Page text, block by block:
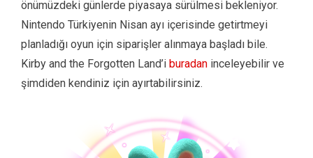
önümüzdeki günlerde piyasaya sürülmesi bekleniyor.
Nintendo Türkiyenin Nisan ayı içerisinde getirtmeyi
planladığı oyun için siparişler alınmaya başladı bile.
Kirby and the Forgotten Land’i buradan inceleyebilir ve
şimdiden kendiniz için ayırtabilirsiniz.